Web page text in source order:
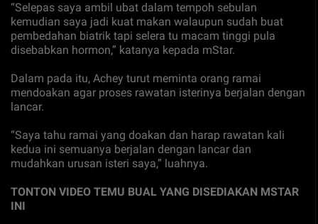
“Selepas saya ambil ubat dalam tempoh sebulan
kemudian saya jadi kuat makan walaupun sudah buat
pembedahan biatrik tapi selera tu macam tinggi pula
disebabkan hormon,” katanya kepada mStar.
Dalam pada itu, Achey turut meminta orang ramai
mendoakan agar proses rawatan isterinya berjalan dengan
lancar.
“Saya tahu ramai yang doakan dan harap rawatan kali
kedua ini semuanya berjalan dengan lancar dan
mudahkan urusan isteri saya,” luahnya.
TONTON VIDEO TEMU BUAL YANG DISEDIAKAN MSTAR
INI